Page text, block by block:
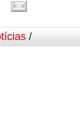
/